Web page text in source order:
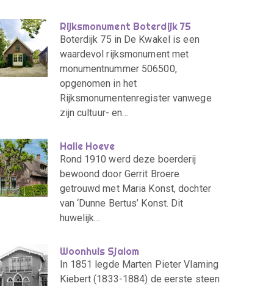
Rijksmonument Boterdijk 75
Boterdijk 75 in De Kwakel is een
waardevol rijksmonument met
monumentnummer 506500,
opgenomen in het
Rijksmonumentenregister vanwege
zijn cultuur- en…
Halle Hoeve
Rond 1910 werd deze boerderij
bewoond door Gerrit Broere
getrouwd met Maria Konst, dochter
van ‘Dunne Bertus’ Konst. Dit
huwelijk…
Woonhuis Sjalom
In 1851 legde Marten Pieter Vlaming
Kiebert (1833-1884) de eerste steen